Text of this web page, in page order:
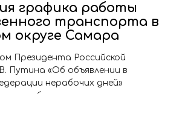
графика работы
транспорта в
округе Самара
Президента Российской
Путина «Об объявлении в
нерабочих дней»
работы городского